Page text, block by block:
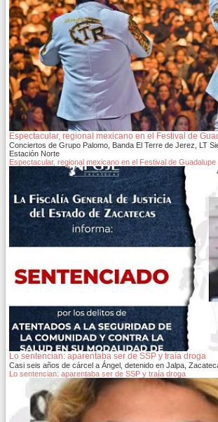
Espectacular, regional mexicano en el Festival de
Conciertos de Grupo Palomo, Banda El Terre de Jerez, LT
Estación Norte
Espectacular, regional mexicano en el Festival de Guadalupe
Lo sentencian: aparentaba ser de SSP y traía droga
Casi seis años de cárcel a Ángel, detenido en Jalpa,
Lo sentencian: aparentaba ser de SSP y traía droga